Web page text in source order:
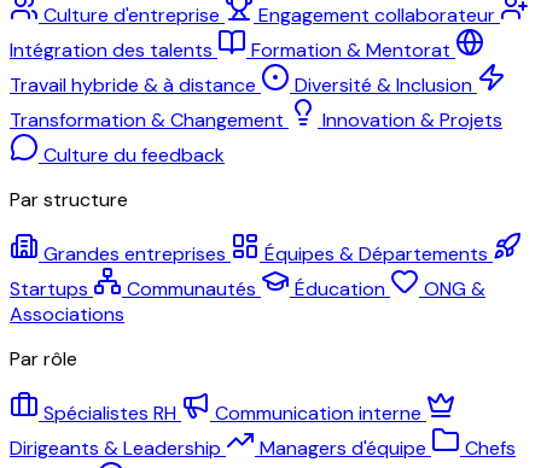
Culture d'entreprise
Engagement collaborateur
Intégration des talents
Formation & Mentorat
Travail hybride & à distance
Diversité & Inclusion
Transformation & Changement
Innovation & Projets
Culture du feedback
Par structure
Grandes entreprises
Équipes & Départements
Startups
Communautés Éducation
ONG &
Associations
Par rôle
Spécialistes RH
Communication interne
Dirigeants & Leadership
Managers d'équipe
Chefs